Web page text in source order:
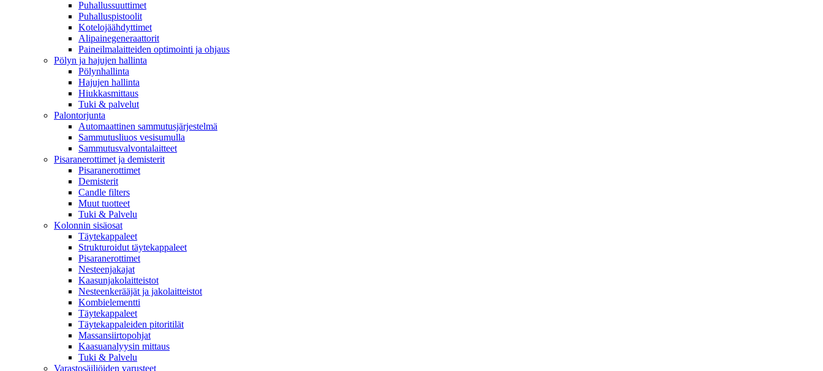
Puhallussuuttimet
Puhalluspistoolit
Kotelojäähdyttimet
Alipainegeneraattorit
Paineilmalaitteiden optimointi ja ohjaus
Pölyn ja hajujen hallinta
Pölynhallinta
Hajujen hallinta
Hiukkasmittaus
Tuki & palvelut
Palontorjunta
Automaattinen sammutusjärjestelmä
Sammutusliuos vesisumulla
Sammutusvalvontalaitteet
Pisaranerottimet ja demisterit
Pisaranerottimet
Demisterit
Candle filters
Muut tuotteet
Tuki & Palvelu
Kolonnin sisäosat
Täytekappaleet
Strukturoidut täytekappaleet
Pisaranerottimet
Nesteenjakajat
Kaasunjakolaitteistot
Nesteenkerääjät ja jakolaitteistot
Kombielementti
Täytekappaleet
Täytekappaleiden pitoritilät
Massansiirtopohjat
Kaasuanalyysin mittaus
Tuki & Palvelu
Varastosäiliöiden varusteet